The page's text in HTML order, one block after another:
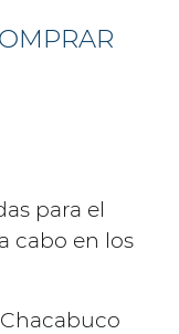
para el
cabo en los